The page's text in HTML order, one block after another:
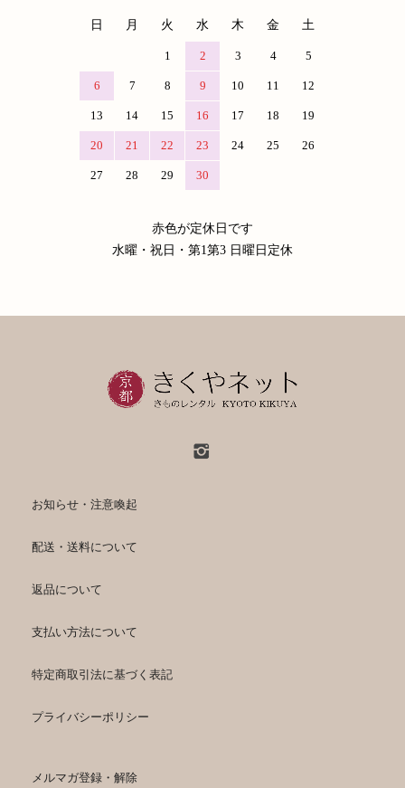
日 月 火 水 木 金 土
1 2 3 4 5
6 7 8 9 10 11 12
13 14 15 16 17 18 19
20 21 22 23 24 25 26
27 28 29 30
赤色が定休日です
水曜・祝日・第1第3 日曜日定休
お知らせ・注意喚起
配送・送料について
返品について
支払い方法について
特定商取引法に基づく表記
プライバシーポリシー
メルマガ登録・解除